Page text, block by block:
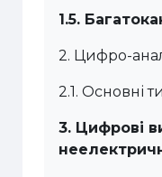
1.5.
2. Цифро-
2.1.Основні
3. Цифрові